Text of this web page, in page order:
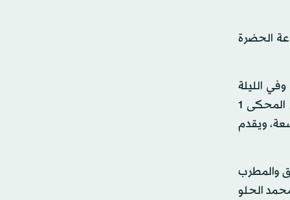
الحضرة
الليلة
الثامنة تحيي المغنية الفلسطينية دلال أبو آمنة وفرقتها «يا ستي» والمطرب الشاب أحمد جمال حفلين على في المحكى 1
ويقدم
والمطرب
الحلو